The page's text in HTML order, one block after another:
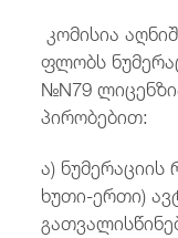
კომისია
ფლობს
№N79
პირობებით:
ა)
ხუთი-ერთი)